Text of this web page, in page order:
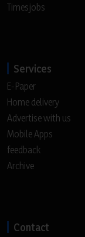
Timesjobs
Services
E-Paper
Home delivery
Advertise with us
Mobile Apps
feedback
Archive
Contact